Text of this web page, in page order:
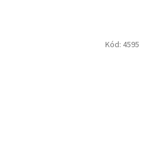
Kód: 4595